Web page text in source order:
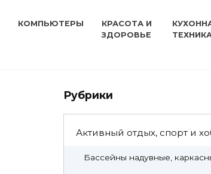
КОМПЬЮТЕРЫ
КРАСОТА И
ЗДОРОВЬЕ
Рубрики
Активный отдых, спорт и
Бассейны надувные,